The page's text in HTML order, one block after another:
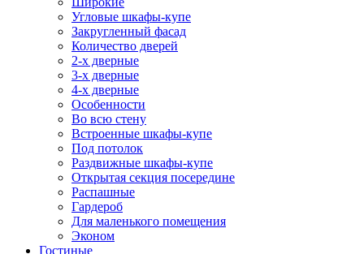
Угловые шкафы-купе
Закругленный фасад
Количество дверей
2-х дверные
3-х дверные
4-х дверные
Особенности
Во всю стену
Встроенные шкафы-купе
Под потолок
Раздвижные шкафы-купе
Открытая секция посередине
Распашные
Гардероб
Для маленького помещения
Эконом
Гостиные